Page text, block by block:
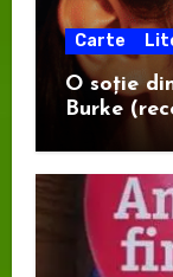
Carte
O soție
Burke